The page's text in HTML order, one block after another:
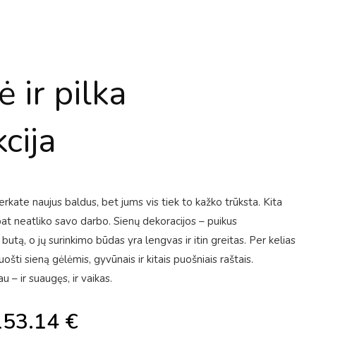
ir pilka
naujus baldus, bet jums vis tiek to kažko trūksta. Kita
neatliko savo darbo. Sienų dekoracijos – puikus
o jų surinkimo būdas yra lengvas ir itin greitas. Per kelias
sieną gėlėmis, gyvūnais ir kitais puošniais raštais.
– ir suaugęs, ir vaikas.
€